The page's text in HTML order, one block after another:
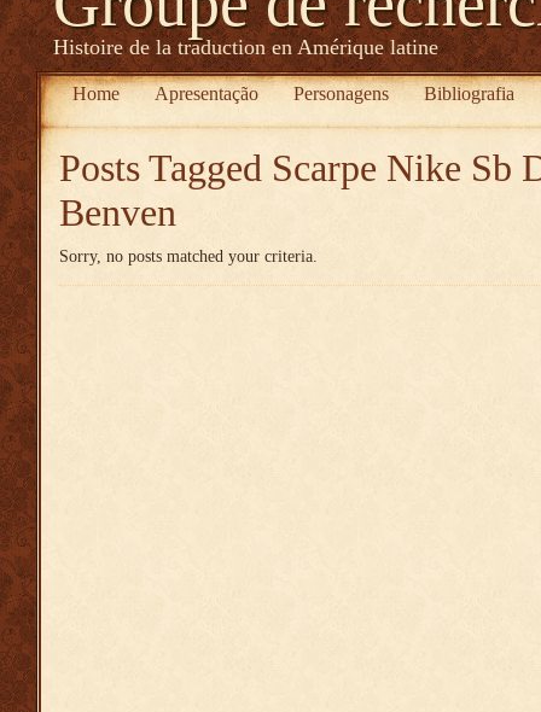
Histoire de la traduction en Amérique latine
Home Apresentação Personagens Bibliografia
Posts Tagged Scarpe Nike Sb
Benven
Sorry, no posts matched your criteria.